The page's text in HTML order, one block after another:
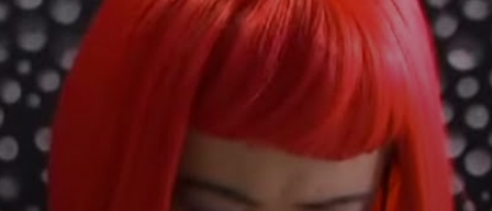
Kusama usou
abóboras em
desenhos,
pinturas e